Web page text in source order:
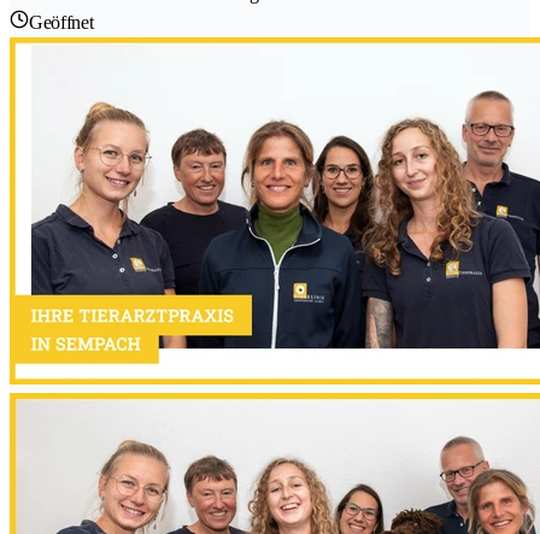
Geöffnet